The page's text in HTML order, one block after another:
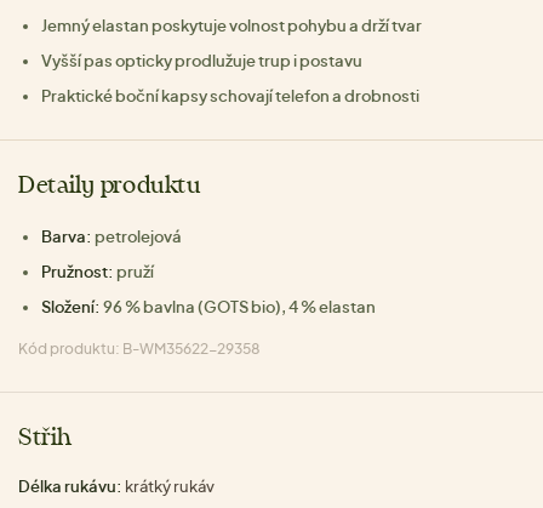
Jemný elastan poskytuje volnost pohybu a drží tvar
Vyšší pas opticky prodlužuje trup i postavu
Praktické boční kapsy schovají telefon a drobnosti
Detaily produktu
Barva: petrolejová
Pružnost: pruží
Složení: 96 % bavlna (GOTS bio), 4 % elastan
Kód produktu: B-WM35622-29358
Střih
Délka rukávu: krátký rukáv